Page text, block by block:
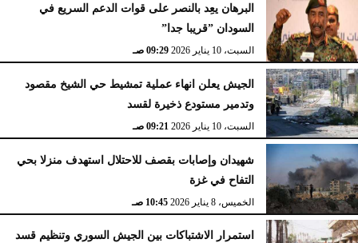
البرهان يعِد بالنصر على قوات الدعم السريع في
السودان ”قريبا جدا”
السبت، 10 يناير 2026 09:29 صـ
الجيش يعلن انهاء عملية تمشيط حي الشيخ مقصود
وتدمير مستودع ذخيرة لقسد
السبت، 10 يناير 2026 09:21 صـ
شهيدان وإصابات بقصف للاحتلال استهدف منزلا بحي
التفاح في غزة
الخميس، 8 يناير 2026 10:45 صـ
استمرار الاشتباكات بين الجيش السوري وتنظيم قسد